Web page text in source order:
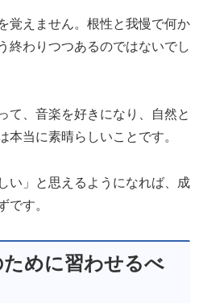
覚えません。根性と我慢で何か
終わりつつあるのではないでし
て、音楽を好きになり、自然と
本当に素晴らしいことです。
い」と思えるようになれば、成
です。
めに習わせるべ